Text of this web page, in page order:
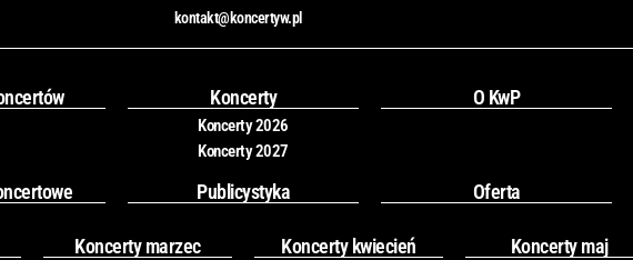
e
b
o
k
t
a
r
a
m
kontakt@koncertyw.pl
Koncerty
Koncerty 2026
Koncerty 2027
O KwP
Publicystyka Oferta
Koncerty marzec Koncerty kwiecień Koncerty maj